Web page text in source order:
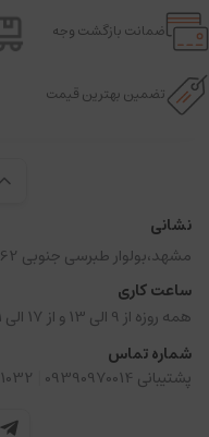
ضمانت بازگشت وجه
تضمین بهترین قیمت
نشانی
مشهد،بولوار طبرسی جنوبی 62،بیست متری کافی،کافی 10 پلاک 4 واحد 2
ساعت کاری
همه روزه از 9 الی 13 و از 17 الی 21
شماره تماس
پشتیبانی 09390970014